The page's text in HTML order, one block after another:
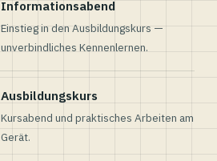
Informationsabend
Einstieg in den Ausbildungskurs —
unverbindliches Kennenlernen.
Ausbildungskurs
Kursabend und praktisches Arbeiten am
Gerät.